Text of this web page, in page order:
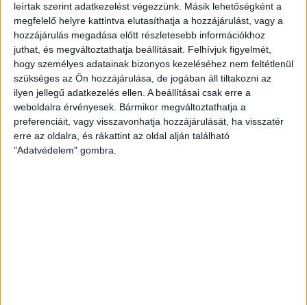
leírtak szerint adatkezelést végezzünk. Másik lehetőségként a
megfelelő helyre kattintva elutasíthatja a hozzájárulást, vagy a
hozzájárulás megadása előtt részletesebb információkhoz
juthat, és megváltoztathatja beállításait. Felhívjuk figyelmét,
hogy személyes adatainak bizonyos kezeléséhez nem feltétlenül
szükséges az Ön hozzájárulása, de jogában áll tiltakozni az
ilyen jellegű adatkezelés ellen. A beállításai csak erre a
weboldalra érvényesek. Bármikor megváltoztathatja a
preferenciáit, vagy visszavonhatja hozzájárulását, ha visszatér
erre az oldalra, és rákattint az oldal alján található
"Adatvédelem" gombra.
2023. június 2.
Érettségi 2023: még érezni a Covid
hatásait, sok a kérdőjel a következő
vizsgaidőszakkal kapcsolatban
2023. március 31.
Az egyetemisták nagyjából fele tölti csak
ki, mégsem haszontalan az oktatók
véleményezésére szolgáló kérdőív